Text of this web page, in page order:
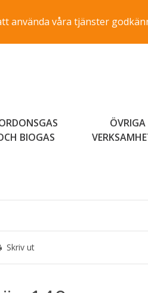
använda våra tjänster
BIOGAS
ÖVRIGA
Skriv ut